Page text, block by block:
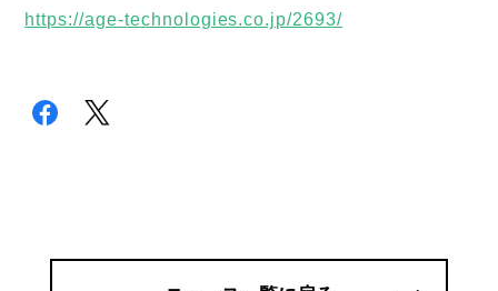
https://age-technologies.co.jp/2693/